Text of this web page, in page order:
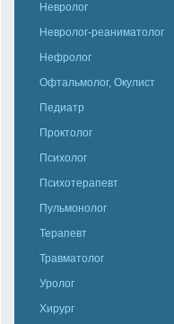
Невролог
Невролог-реаниматолог
Нефролог
Офтальмолог, Окулист
Педиатр
Проктолог
Психолог
Психотерапевт
Пульмонолог
Терапевт
Травматолог
Уролог
Хирург